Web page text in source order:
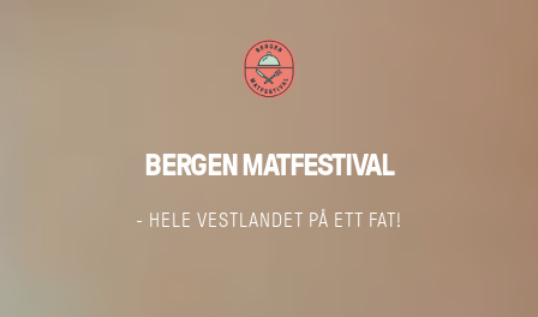
BERGEN MATFESTIVAL
- HELE VESTLANDET PÅ ETT FAT!